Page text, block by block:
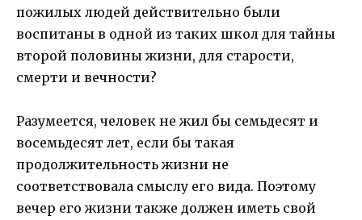
пожилых людей действительно были
воспитаны в одной из таких школ для тайны
второй половины жизни, для старости,
смерти и вечности?
Разумеется, человек не жил бы семьдесят и
восемьдесят лет, если бы такая
продолжительность жизни не
соответствовала смыслу его вида. Поэтому
вечер его жизни также должен иметь свой